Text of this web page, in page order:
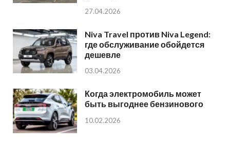
27.04.2026
Niva Travel против Niva Legend:
где обслуживание обойдется
дешевле
03.04.2026
Когда электромобиль может
быть выгоднее бензинового
10.02.2026